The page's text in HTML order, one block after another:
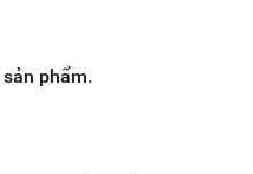
phẩm.